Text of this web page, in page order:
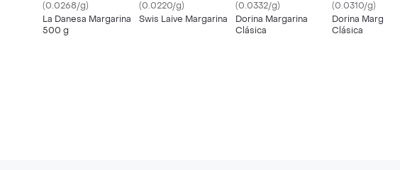
(0.0268/g)
La Danesa Margarina
500 g
(0.0220/g)
Swis Laive Margarina
(0.0332/g)
Dorina Margarina
Clásica
(0.0310/g)
Dorina
Clásica